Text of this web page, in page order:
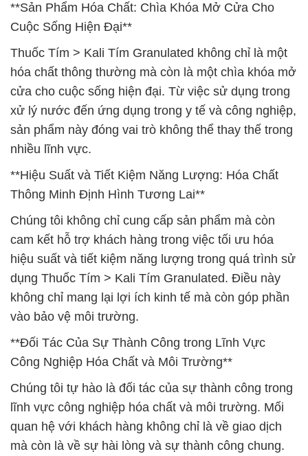
**Sản Phẩm Hóa Chất: Chìa Khóa Mở Cửa Cho
Cuộc Sống Hiện Đại**
Thuốc Tím > Kali Tím Granulated không chỉ là một
hóa chất thông thường mà còn là một chìa khóa mở
cửa cho cuộc sống hiện đại. Từ việc sử dụng trong
xử lý nước đến ứng dụng trong y tế và công nghiệp,
sản phẩm này đóng vai trò không thể thay thế trong
nhiều lĩnh vực.
**Hiệu Suất và Tiết Kiệm Năng Lượng: Hóa Chất
Thông Minh Định Hình Tương Lai**
Chúng tôi không chỉ cung cấp sản phẩm mà còn
cam kết hỗ trợ khách hàng trong việc tối ưu hóa
hiệu suất và tiết kiệm năng lượng trong quá trình sử
dụng Thuốc Tím > Kali Tím Granulated. Điều này
không chỉ mang lại lợi ích kinh tế mà còn góp phần
vào bảo vệ môi trường.
**Đối Tác Của Sự Thành Công trong Lĩnh Vực
Công Nghiệp Hóa Chất và Môi Trường**
Chúng tôi tự hào là đối tác của sự thành công trong
lĩnh vực công nghiệp hóa chất và môi trường. Mối
quan hệ với khách hàng không chỉ là về giao dịch
mà còn là về sự hài lòng và sự thành công chung.